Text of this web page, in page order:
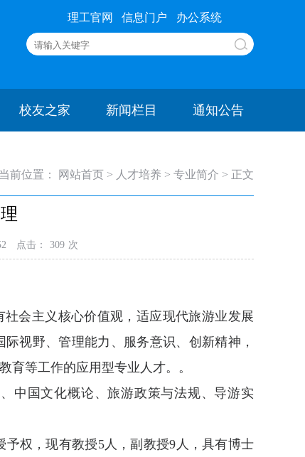
理工官网 信息门户 办公系统
校友之家 新闻栏目 通知公告
当前位置： 网站首页 > 人才培养 > 专业简介 > 正文
点击： 309 次
会主义核心价值观，适应现代旅游业发展
视野、管理能力、服务意识、创新精神，
育等工作的应用型专业人才。。
中国文化概论、旅游政策与法规、导游实
权，现有教授5人，副教授9人，具有博士